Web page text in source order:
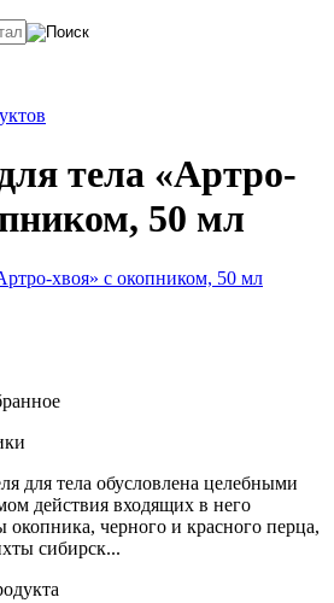
тела «Артро-
50 мл
для тела обусловлена целебными
действия входящих в него
окопника, черного и красного перца,
сибирск...